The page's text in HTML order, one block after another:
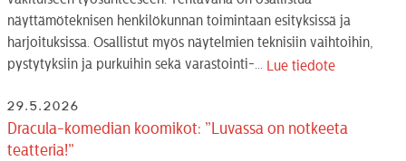
näyttämöteknisen henkilökunnan toimintaan esityksissä ja
harjoituksissa. Osallistut myös näytelmien teknisiin vaihtoihin,
pystytyksiin ja purkuihin sekä varastointi-... Lue tiedote
29.5.2026
Dracula-komedian koomikot: ”Luvassa on notkeeta
teatteria!”